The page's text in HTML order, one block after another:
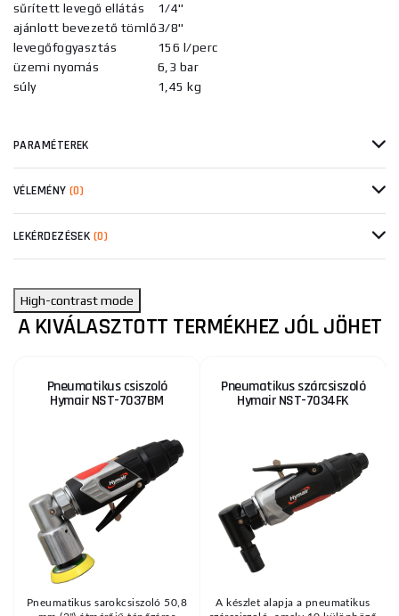
sűrített levegő ellátás
ajánlott bevezető tömlő
levegőfogyasztás
üzemi nyomás
súly
1/4"
3/8"
156 l/perc
6,3 bar
1,45 kg
PARAMÉTEREK
VÉLEMÉNY (0)
LEKÉRDEZÉSEK (0)
High-contrast mode
A KIVÁLASZTOTT TERMÉKHEZ JÓL JÖHET
Pneumatikus csiszoló
Hymair NST-7037BM
Pneumatikus sarokcsiszoló 50,8
Pneumatikus szárcsiszoló
Hymair NST-7034FK
A készlet alapja a pneumatikus